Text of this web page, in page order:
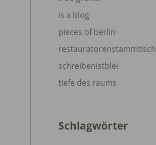
is a blog
pieces of berlin
restauratorenstammtisch
schreibenistblei
tiefe des raums
Schlagwörter